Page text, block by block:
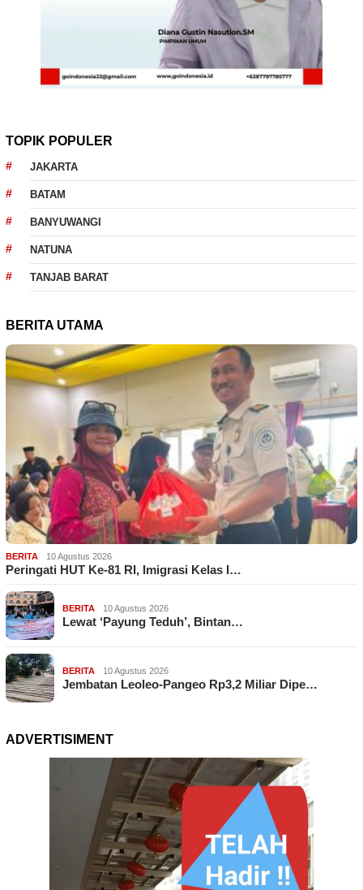
TOPIK POPULER
JAKARTA
BATAM
BANYUWANGI
NATUNA
TANJAB BARAT
BERITA UTAMA
BERITA 10 Agustus 2026
Peringati HUT Ke-81 RI, Imigrasi Kelas I…
BERITA 10 Agustus 2026
Lewat ‘Payung Teduh’, Bintan…
BERITA 10 Agustus 2026
Jembatan Leoleo-Pangeo Rp3,2 Miliar Dipe…
ADVERTISIMENT